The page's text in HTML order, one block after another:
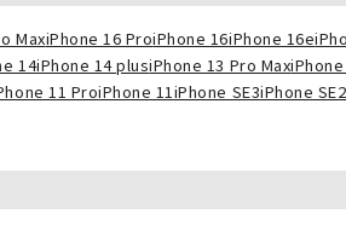
MaxiPhone 16 ProiPhone 16iPhone 16e
14iPhone 14 plusiPhone 13 Pro Max
11 ProiPhone 11iPhone SE3iPhone SE2